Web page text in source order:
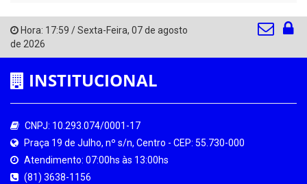
Hora: 17:59 /Sexta-Feira, 07 de agosto
de 2026
INSTITUCIONAL
CNPJ: 10.293.074/0001-17
Praça 19 de Julho, nº s/n, Centro - CEP: 55.730-000
Atendimento: 07:00hs às 13:00hs
(81) 3638-1156